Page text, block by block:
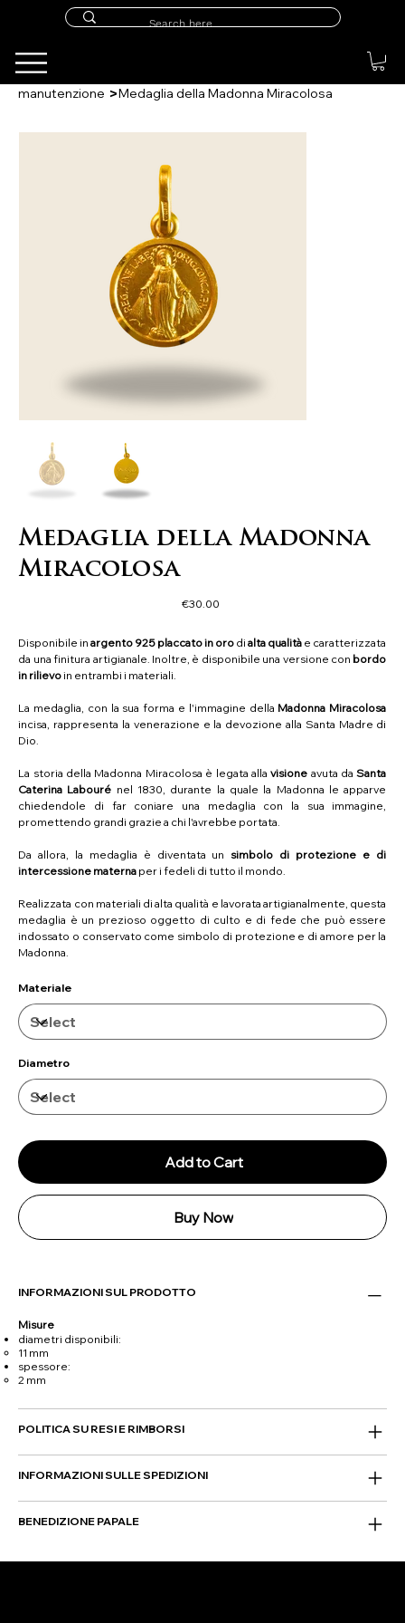
manutenzione >Medaglia della Madonna Miracolosa
Medaglia della Madonna
Miracolosa
Price
€30.00
Disponibile inargento 925 placcato in oro dialta qualità e caratterizzata
da una finitura artigianale. Inoltre, è disponibile una versione con bordo
in rilievoin entrambi i materiali.
La medaglia, con la sua forma e l'immagine della Madonna Miracolosa
incisa, rappresenta la venerazione e la devozione alla Santa Madre di
Dio.
La storia della Madonna Miracolosa è legata allavisione avuta daSanta
Caterina Labouré nel 1830, durante la quale la Madonna le apparve
chiedendole di far coniare una medaglia con la sua immagine,
promettendo grandi grazie a chi l'avrebbe portata.
Da allora, la medaglia è diventata un simbolo di protezione e di
intercessione materna per i fedeli di tutto il mondo.
Realizzata con materiali di alta qualità e lavorata artigianalmente, questa
medaglia è un prezioso oggetto di culto e di fede che può essere
indossato o conservato come simbolo di protezione e di amore per la
Madonna.
Materiale
Diametro
Add to Cart
Buy Now
INFORMAZIONI SUL PRODOTTO
Misure
diametri disponibili:
11 mm
spessore:
2 mm
POLITICA SU RESI E RIMBORSI
INFORMAZIONI SULLE SPEDIZIONI
BENEDIZIONE PAPALE